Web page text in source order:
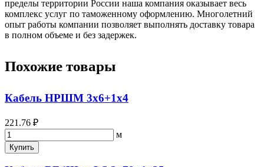
пределы территории России наша компания оказывает весь
комплекс услуг по таможенному оформлению. Многолетний
опыт работы компании позволяет выполнять доставку товара
в полном объеме и без задержек.
Похожие товары
Кабель НРШМ 3х6+1х4
221.76 ₽
м
Купить